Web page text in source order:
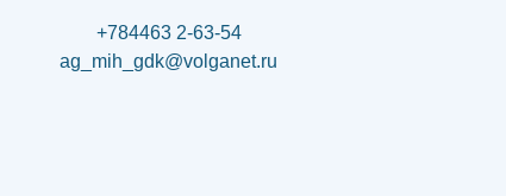
+784463 2-63-54
ag_mih_gdk@volganet.ru